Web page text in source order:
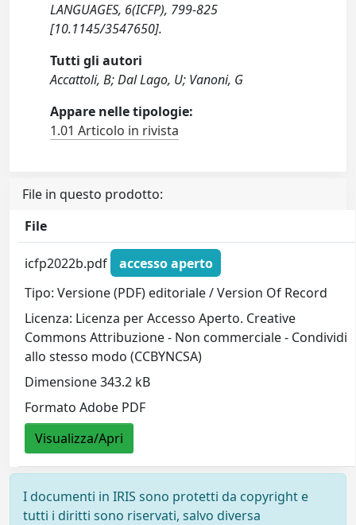
LANGUAGES, 6(ICFP), 799-825
[10.1145/3547650].
Tutti gli autori
Accattoli, B; Dal Lago, U; Vanoni, G
Appare nelle tipologie:
1.01 Articolo in rivista
File in questo prodotto:
File
icfp2022b.pdf
accesso aperto
Tipo: Versione (PDF) editoriale / Version Of Record
Licenza: Licenza per Accesso Aperto. Creative
Commons Attribuzione - Non commerciale - Condividi
allo stesso modo (CCBYNCSA)
Dimensione 343.2 kB
Formato Adobe PDF
Visualizza/Apri
I documenti in IRIS sono protetti da copyright e
tutti i diritti sono riservati, salvo diversa